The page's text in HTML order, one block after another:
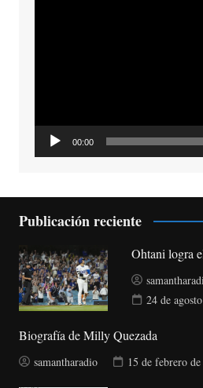
00:00
Publicación reciente
Ohtani logra
24 de
Biografía de Milly Quezada
samantharadio 15 de febrero